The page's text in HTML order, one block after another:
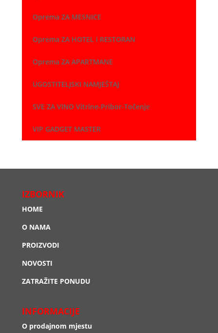
Oprema ZA MESNICE
Oprema ZA HOTEL i RESTORAN
Oprema ZA APARTMANE
UGOSTITELJSKI NAMJEŠTAJ
SVE ZA VINO Vitrine-Pribor-Točenje
VIP GADGET MASTER
IZBORNIK
HOME
O NAMA
PROIZVODI
NOVOSTI
ZATRAŽITE PONUDU
INFORMACIJE
O prodajnom mjestu